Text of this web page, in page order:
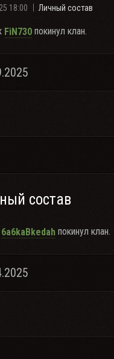
18:00 Личный состав
FiN730 покинул клан.
состав
6a6kaBkedah покинул клан.